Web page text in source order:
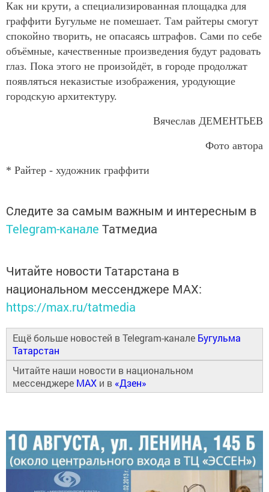
Как ни крути, а специализированная площадка для
граффити Бугульме не помешает. Там райтеры смогут
спокойно творить, не опасаясь штрафов. Сами по себе
объёмные, качественные произведения будут радовать
глаз. Пока этого не произойдёт, в городе продолжат
появляться неказистые изображения, уродующие
городскую архитектуру.
Вячеслав ДЕМЕНТЬЕВ
Фото автора
* Райтер - художник граффити
Следите за самым важным и интересным в
Telegram-канале Татмедиа
Читайте новости Татарстана в
национальном мессенджере MАХ:
https://max.ru/tatmedia
Ещё больше новостей в Telegram-канале Бугульма
Татарстан
Читайте наши новости в национальном
мессенджере MAX и в «Дзен»